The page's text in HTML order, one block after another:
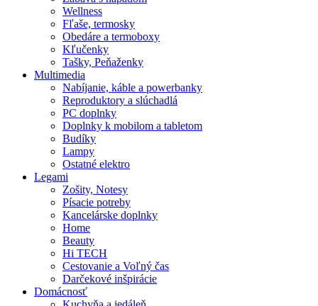
Wellness
Fľaše, termosky
Obedáre a termoboxy
Kľučenky
Tašky, Peňaženky
Multimedia
Nabíjanie, káble a powerbanky
Reproduktory a slúchadlá
PC doplnky
Doplnky k mobilom a tabletom
Budíky
Lampy
Ostatné elektro
Legami
Zošity, Notesy
Písacie potreby
Kancelárske doplnky
Home
Beauty
Hi TECH
Cestovanie a Voľný čas
Darčekové inšpirácie
Domácnosť